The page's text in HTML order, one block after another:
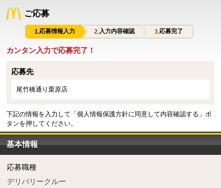
ご応募
応募情報入力 入力内容確認 応募完了
カンタン入力で応募完了！
応募先
尾竹橋通り栗原店
下記の情報を入力して「個人情報保護方針に同意して内容確認する」ボ
タンを押してください。
基本情報
応募職種
デリバリークルー